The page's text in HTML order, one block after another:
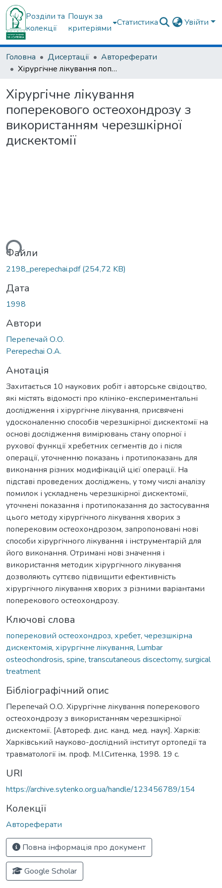
Розділи та
колекції
Пошук за
критеріями
Статистика Увійти
Головна Дисертації
Автореферати
Хірургічне лікування поперекового остеохондрозу з використанням черезшкірної дискектомії
Хірургічне лікування
поперекового остеохондрозу з
використанням черезшкірної
дискектомії
Файли
2198_perepechai.pdf(254,72 KB)
Дата
1998
Автори
Перепечай О.О.
Perepechai О.А.
Анотація
Захитається 10 наукових робіт і авторське свідоцтво,
які містять відомості про клініко-експериментальні
дослідження і хірургічне лікування, присвячені
удосконаленню способів черезшкірної дискектомії на
основі дослідження вимірювань стану опорної і
рухової функції хребетних сегментів до і після
операції, уточненню показань і протипоказань для
виконання різних модифікацій цієї операції. На
підставі проведених досліджень, у тому числі аналізу
помилок і ускладнень черезшкірної дискектомії,
уточнені показання і протипоказання до застосування
цього методу хірургічного лікування хворих з
поперековим остеохондрозом, запропоновані нові
способи хірургічного лікування і інструментарій для
його виконання. Отримані нові значення і
використання методик хірургічного лікування
дозволяють суттєво підвищити ефективність
хірургічного лікування хворих з різними варіантами
поперекового остеохондрозу.
Ключові слова
поперековий остеохондроз, хребет, черезшкірна
дискектомія, хірургічне лікування, Lumbar
osteochondrosis, spine, transcutaneous discectomy, surgical
treatment
Бібліографічний опис
Перепечай О.О. Хірургічне лікування поперекового
остеохондрозу з використанням черезшкірної
дискектомії. [Автореф. дис. канд. мед. наук]. Харків:
Харківський науково-дослідний інститут ортопедії та
травматології ім. проф. М.І.Ситенка, 1998. 19 с.
URI
https://archive.sytenko.org.ua/handle/123456789/154
Колекції
Автореферати
Повна інформація про документ
Google Scholar